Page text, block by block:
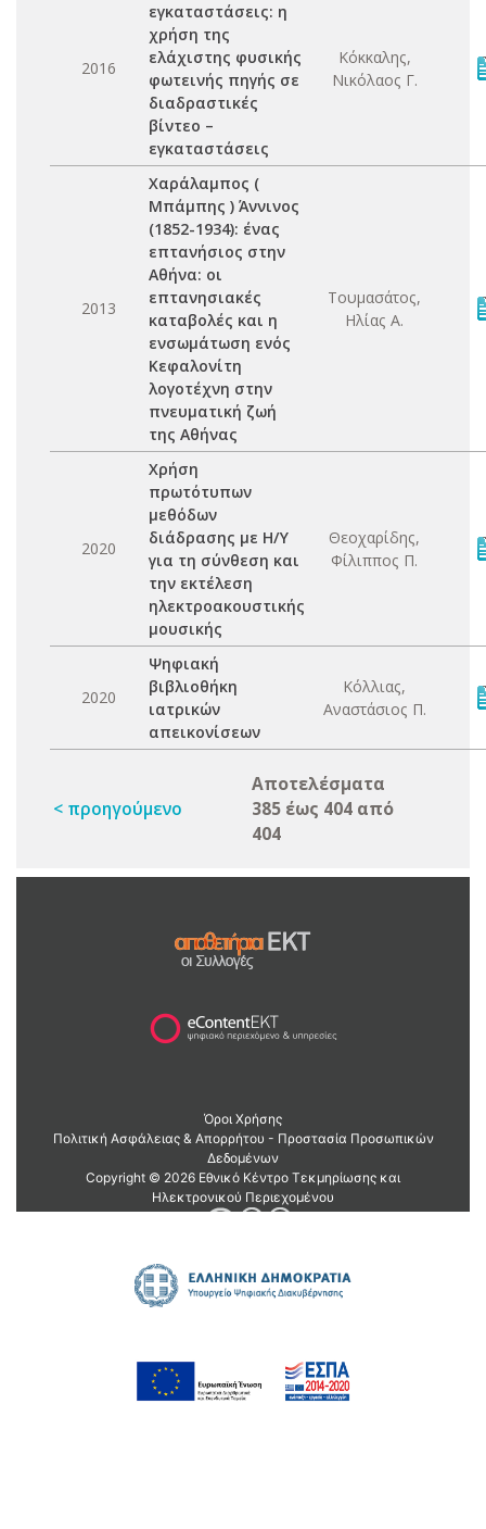
2016
εγκαταστάσεις: η
χρήση της
ελάχιστης φυσικής
φωτεινής πηγής σε
διαδραστικές
βίντεο –
εγκαταστάσεις
Κόκκαλης,
Νικόλαος Γ.
2013
Χαράλαμπος (
Μπάμπης ) Άννινος
(1852-1934): ένας
επτανήσιος στην
Αθήνα: οι
επτανησιακές
καταβολές και η
ενσωμάτωση ενός
Κεφαλονίτη
λογοτέχνη στην
πνευματική ζωή
της Αθήνας
Τουμασάτος,
Ηλίας Α.
2020
Χρήση
πρωτότυπων
μεθόδων
διάδρασης με Η/Υ
για τη σύνθεση και
την εκτέλεση
ηλεκτροακουστικής
μουσικής
Θεοχαρίδης,
Φίλιππος Π.
2020
Ψηφιακή
βιβλιοθήκη
ιατρικών
απεικονίσεων
Κόλλιας,
Αναστάσιος Π.
< προηγούμενο
Αποτελέσματα
385 έως 404 από
404